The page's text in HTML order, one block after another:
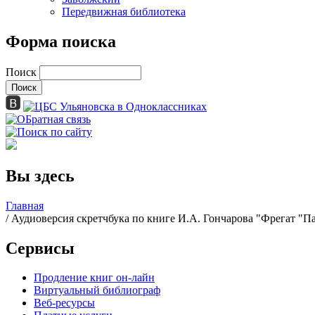
Передвижная библиотека
Форма поиска
Поиск
Вы здесь
Главная
/ Аудиоверсия скретчбука по книге И.А. Гончарова "Фрегат
Сервисы
Продление книг он-лайн
Виртуальный библиограф
Веб-ресурсы